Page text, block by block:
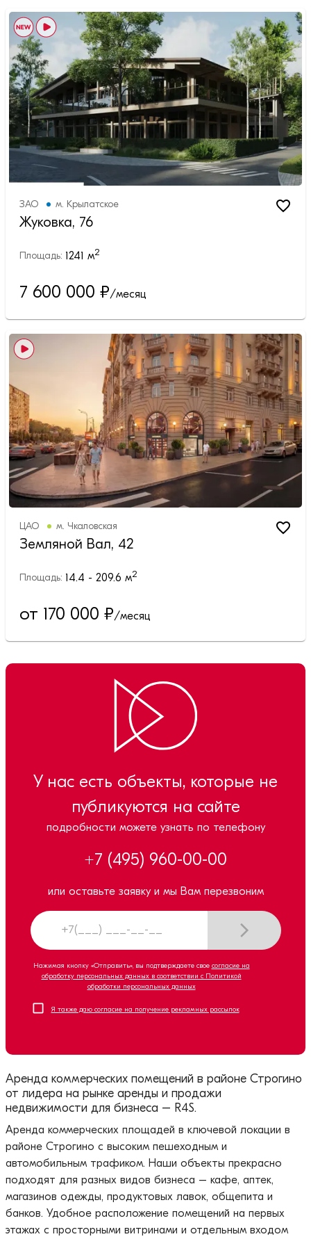
ЗАО м. Крылатское
Жуковка, 76
Площадь: 1241 м2
7 600 000 ₽/месяц
ЦАО м. Чкаловская
Земляной Вал, 42
Площадь: 14.4 - 209.6 м2
от 170 000 ₽/месяц
У нас есть объекты, которые не
публикуются на сайте
подробности можете узнать по телефону
+7 (495) 960-00-00
или оставьте заявку и мы Вам перезвоним
Нажимая кнопку «Отправить», вы подтверждаете свое согласие на
обработку персональных данных в соответствии с Политикой
обработки персональных данных
Я также даю согласие на получение рекламных рассылок
Аренда коммерческих помещений в районе Строгино
от лидера на рынке аренды и продажи
недвижимости для бизнеса – R4S.
Аренда коммерческих площадей в ключевой локации в
районе Строгино с высоким пешеходным и
автомобильным трафиком. Наши объекты прекрасно
подходят для разных видов бизнеса – кафе, аптек,
магазинов одежды, продуктовых лавок, общепита и
банков. Удобное расположение помещений на первых
этажах с просторными витринами и отдельным входом